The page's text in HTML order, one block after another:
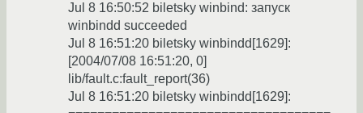
Jul 8 16:50:52 biletsky winbind: запуск
winbindd succeeded
Jul 8 16:51:20 biletsky winbindd[1629]:
[2004/07/08 16:51:20, 0]
lib/fault.c:fault_report(36)
Jul 8 16:51:20 biletsky winbindd[1629]: